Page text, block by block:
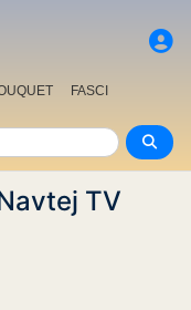
FASCI
TV